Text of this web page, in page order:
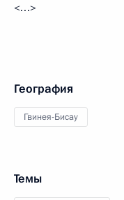
<…>
География
Гвинея-Бисау
Темы